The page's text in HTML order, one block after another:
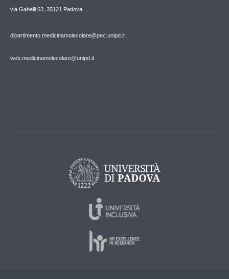
via Gabelli 63, 35121 Padova
dipartimento.medicinamolecolare@pec.unipd.it
web.medicinamolecolare@unipd.it